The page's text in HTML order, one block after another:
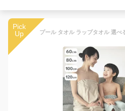
Pick
Up